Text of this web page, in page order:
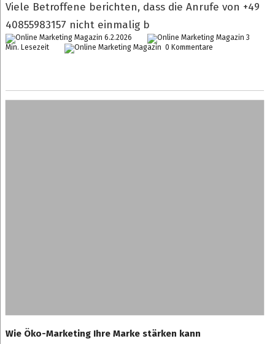
Viele Betroffene berichten, dass die Anrufe von +49
40855983157 nicht einmalig b
6.2.2026
3
Min. Lesezeit
0 Kommentare
Wie Öko-Marketing Ihre Marke stärken kann